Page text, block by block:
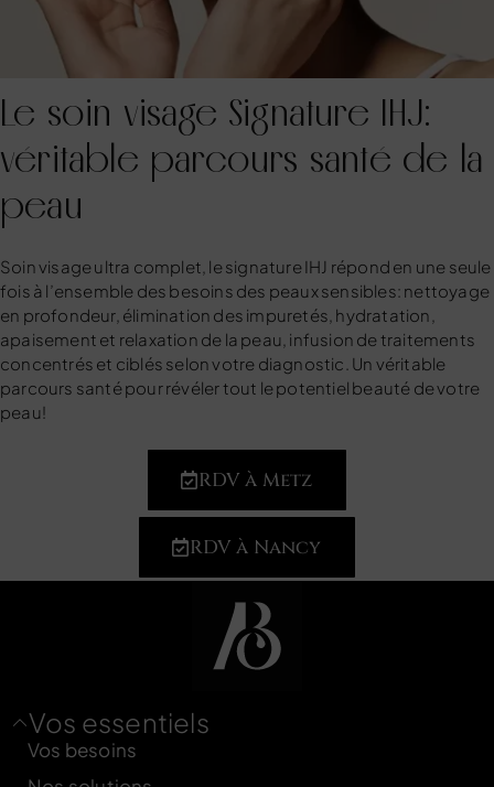
Le soin visage Signature IHJ:
véritable parcours santé de la
peau
Soin visage ultra complet, le signature IHJ répond en une seule
fois à l’ensemble des besoins des peaux sensibles: nettoyage
en profondeur, élimination des impuretés, hydratation,
apaisement et relaxation de la peau, infusion de traitements
concentrés et ciblés selon votre diagnostic. Un véritable
parcours santé pour révéler tout le potentiel beauté de votre
peau!
RDV à Metz
RDV à Nancy
Vos essentiels
Vos besoins